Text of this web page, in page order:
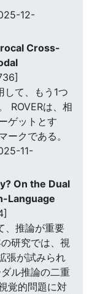
12-
Cross-
して、もう1つ
ROVERは、相
ゲットとす
ークである。
11-
On the Dual
Language
、推論が重要
研究では、視
張が試みられ
ル推論の二重
覚的問題に対